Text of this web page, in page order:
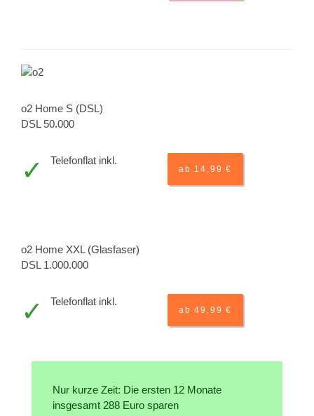
o2 Home S (DSL)
DSL 50.000
Telefonflat inkl.
ab 14,99 €
o2 Home XXL (Glasfaser)
DSL 1.000.000
Telefonflat inkl.
ab 49,99 €
Nur kurze Zeit: Die ersten 12 Monate
insgesamt 288 Euro sparen